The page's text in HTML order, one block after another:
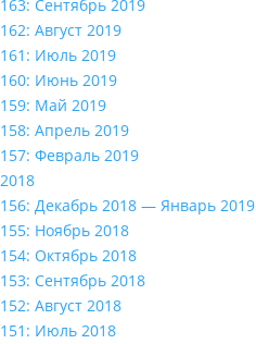
163: Сентябрь 2019
162: Август 2019
161: Июль 2019
160: Июнь 2019
159: Май 2019
158: Апрель 2019
157: Февраль 2019
2018
156: Декабрь 2018 — Январь 2019
155: Ноябрь 2018
154: Октябрь 2018
153: Сентябрь 2018
152: Август 2018
151: Июль 2018